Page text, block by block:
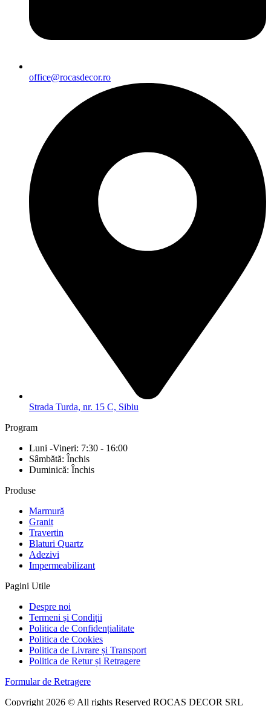
office@rocasdecor.ro
Strada Turda, nr. 15 C, Sibiu
Program
Luni -Vineri: 7:30 - 16:00
Sâmbătă: Închis
Duminică: Închis
Produse
Marmură
Granit
Travertin
Blaturi Quartz
Adezivi
Impermeabilizant
Pagini Utile
Despre noi
Termeni și Condiții
Politica de Confidențialitate
Politica de Cookies
Politica de Livrare și Transport
Politica de Retur și Retragere
Formular de Retragere
Copyright 2026 © All rights Reserved ROCAS DECOR SRL